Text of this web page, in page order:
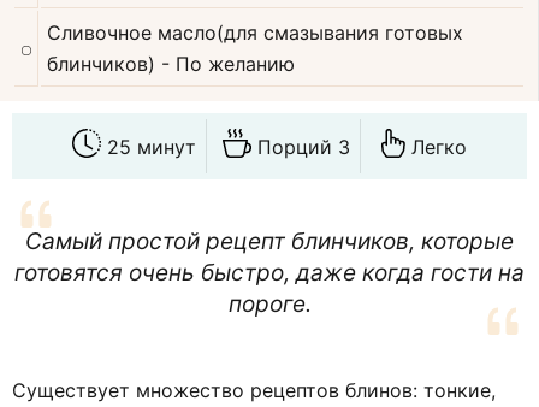
Сливочное масло(для смазывания готовых
блинчиков) - По желанию
25 минут Порций 3 Легко
Самый простой рецепт блинчиков, которые
готовятся очень быстро, даже когда гости на
пороге.
Существует множество рецептов блинов: тонкие,